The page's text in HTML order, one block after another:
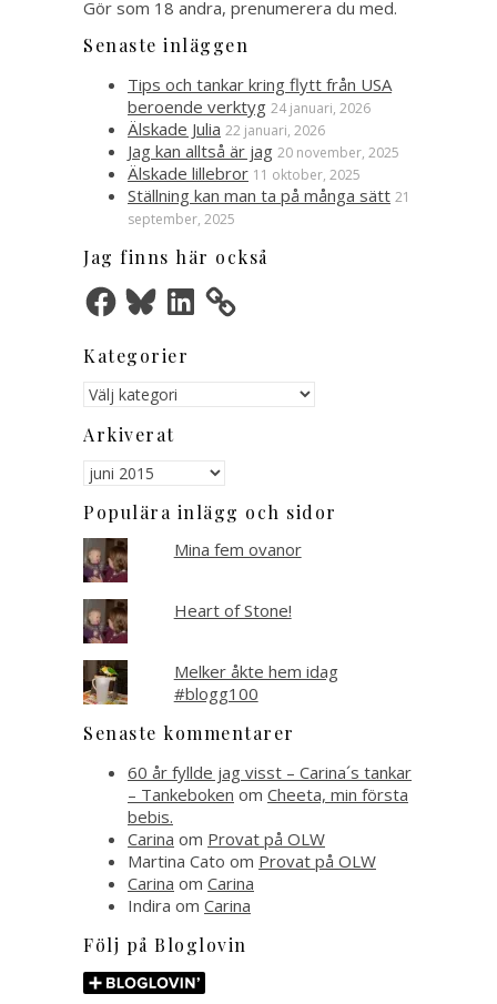
Gör som 18 andra, prenumerera du med.
Senaste inläggen
Tips och tankar kring flytt från USA
beroende verktyg 24 januari, 2026
Älskade Julia 22 januari, 2026
Jag kan alltså är jag 20 november, 2025
Älskade lillebror 11 oktober, 2025
Ställning kan man ta på många sätt 21
september, 2025
Jag finns här också
FacebookBlueskyLinkedIn
Kategorier
Kategorier
Arkiverat
Arkiverat
Populära inlägg och sidor
Mina fem ovanor
Heart of Stone!
Melker åkte hem idag
#blogg100
Senaste kommentarer
60 år fyllde jag visst – Carina´s tankar
– Tankeboken om Cheeta, min första
bebis.
Carina om Provat på OLW
Martina Cato om Provat på OLW
Carina om Carina
Indira om Carina
Följ på Bloglovin